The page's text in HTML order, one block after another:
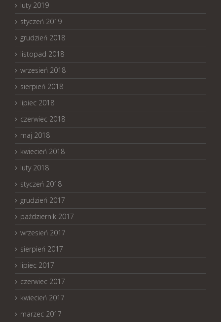
luty 2019
styczeń 2019
grudzień 2018
listopad 2018
wrzesień 2018
sierpień 2018
lipiec 2018
czerwiec 2018
maj 2018
kwiecień 2018
luty 2018
styczeń 2018
grudzień 2017
październik 2017
wrzesień 2017
sierpień 2017
lipiec 2017
czerwiec 2017
kwiecień 2017
marzec 2017